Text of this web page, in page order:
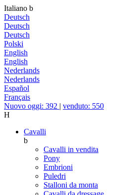
Italiano b
Deutsch
Deutsch
Deutsch
Polski
English
English
Nederlands
Nederlands
Español
Français
Nuovo oggi: 392 | venduto: 550
H
Cavalli
b
Cavalli in vendita
Pony
Embrioni
Puledri
Stalloni da monta